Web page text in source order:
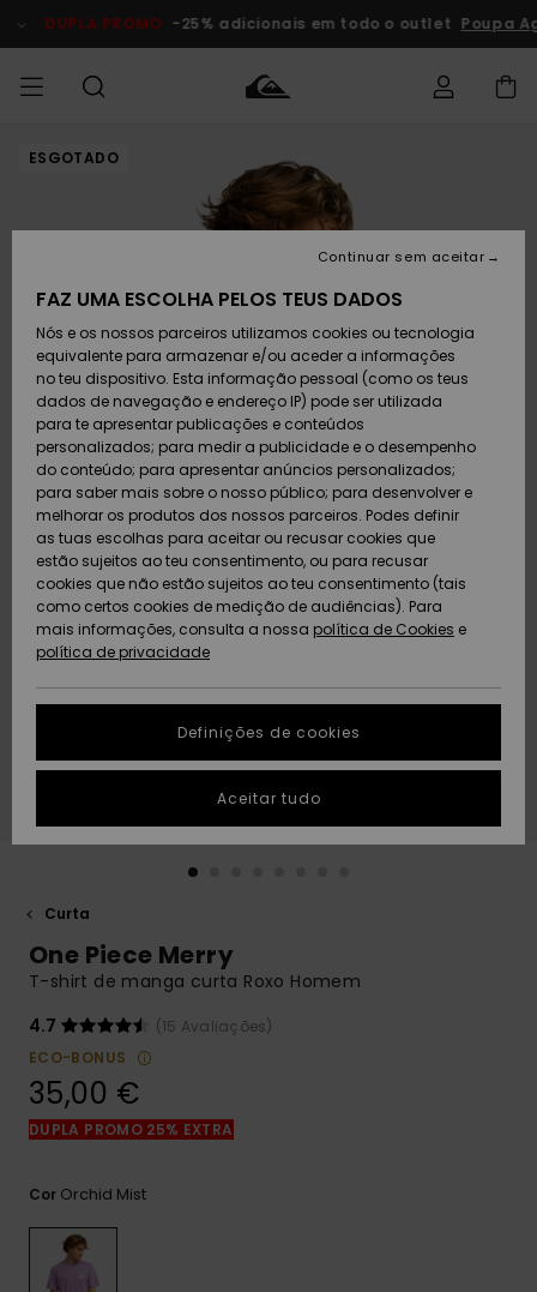
do
DUPLA PROMO -25% adicionais em todo o outlet Poupa
HOMEM Roupas
Calçado e
chinelos
Surfe/água
Snow
Artigos
recém-
chegados
Coleções
MENINO
Roupas
Calçado e
chinelos
Surfe/água
Neve
Artigos
recém-
chegados
Highlights
MULHER
Shop
chegados
Highlights
Snow
SURF
Surf Shop
Homem
Crianças
Highlights
Community
SNOW
Artigos
Neve
Homem
Artigos
Criança
Snow Shop
Feminino
Highlights
Community
DUPLA
PROMO
Outlet
Homem
Criança
Outlet
Mulher
AJUDA
Acede à tua
encomenda
Devoluções
Pagamento
Cartão
presente
Quiksilver
Freedom
Protecção de
dados
Guia de
tamanhos
conversa para
obteres a
resposta mais
conversa
respostas
para as
nosso
SUSTAINABILITY
PRESENTE
DESEJO
ESGOTADO
Curta
One Piece Merry
T-shirt de manga curta Roxo Homem
4.7
(15 Avaliações)
ECO-BONUS
35,00 €
DUPLA PROMO 25% EXTRA
Cor Orchid Mist
FAZ UMA ESCOLHA PELOS TEUS DADOS
Nós e os nossos parceiros utilizamos cookies ou tecnologia
equivalente para armazenar e/ou aceder a informações
no teu dispositivo. Esta informação pessoal (como os teus
dados de navegação e endereço IP) pode ser utilizada
para te apresentar publicações e conteúdos
personalizados; para medir a publicidade e o desempenho
do conteúdo; para apresentar anúncios personalizados;
para saber mais sobre o nosso público; para desenvolver e
melhorar os produtos dos nossos parceiros. Podes definir
as tuas escolhas para aceitar ou recusar cookies que
estão sujeitos ao teu consentimento, ou para recusar
cookies que não estão sujeitos ao teu consentimento (tais
como certos cookies de medição de audiências). Para
mais informações, consulta a nossa política de Cookies e
política de privacidade
Definições de cookies
Continuar sem aceitar
Aceitar tudo